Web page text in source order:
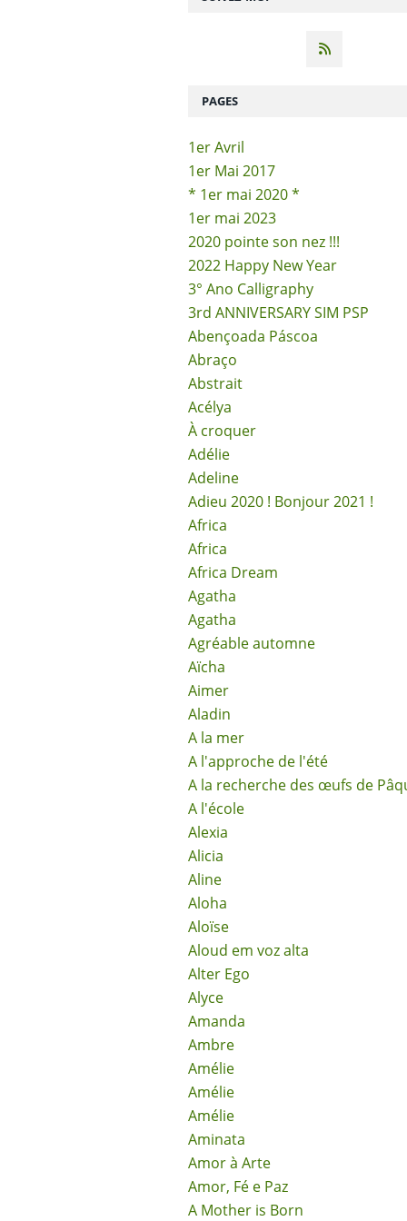
PAGES
1er Avril
1er Mai 2017
* 1er mai 2020 *
1er mai 2023
2020 pointe son nez !!!
2022 Happy New Year
3° Ano Calligraphy
3rd ANNIVERSARY SIM PSP
Abençoada Páscoa
Abraço
Abstrait
Acélya
À croquer
Adélie
Adeline
Adieu 2020 ! Bonjour 2021 !
Africa
Africa
Africa Dream
Agatha
Agatha
Agréable automne
Aïcha
Aimer
Aladin
A la mer
A l'approche de l'été
A la recherche des œufs de
A l'école
Alexia
Alicia
Aline
Aloha
Aloïse
Aloud em voz alta
Alter Ego
Alyce
Amanda
Ambre
Amélie
Amélie
Amélie
Aminata
Amor à Arte
Amor, Fé e Paz
A Mother is Born